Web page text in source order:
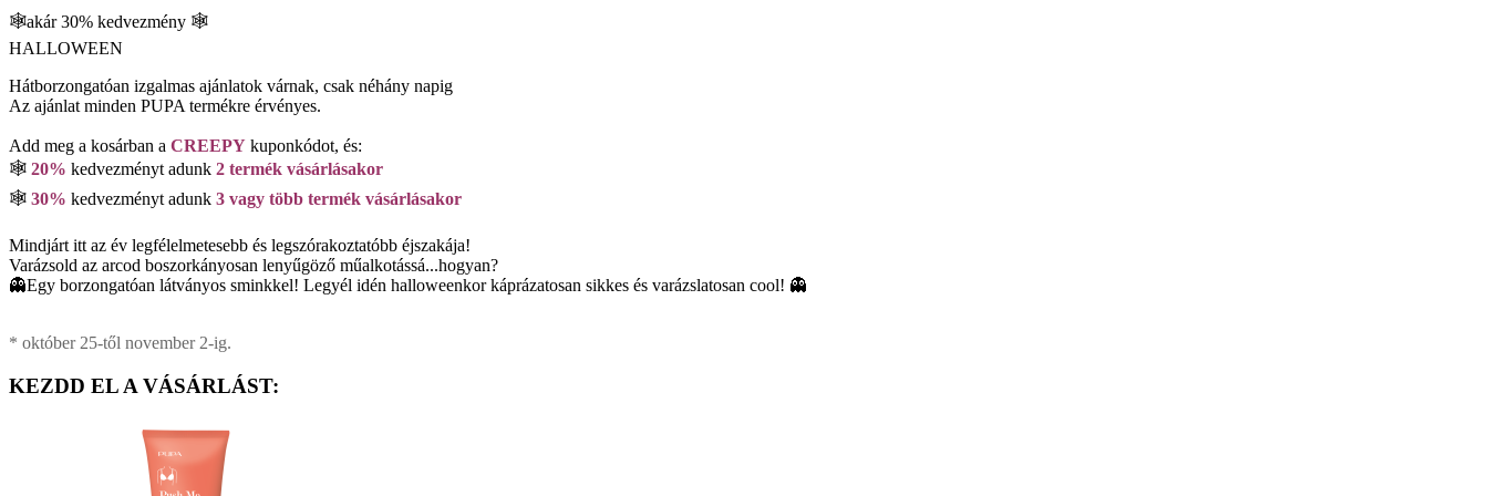
🕸️akár 30% kedvezmény 🕸️
HALLOWEEN
Hátborzongatóan izgalmas ajánlatok várnak, csak néhány napig
Az ajánlat minden PUPA termékre érvényes.
Add meg a kosárban a CREEPY kuponkódot, és:
🕸️ 20% kedvezményt adunk 2 termék vásárlásakor
🕸️ 30% kedvezményt adunk 3 vagy több termék vásárlásakor
Mindjárt itt az év legfélelmetesebb és legszórakoztatóbb éjszakája!
Varázsold az arcod boszorkányosan lenyűgöző műalkotássá...hogyan?
👻Egy borzongatóan látványos sminkkel! Legyél idén halloweenkor káprázatosan sikkes és varázslatosan cool! 👻
* október 25-től november 2-ig.
KEZDD EL A VÁSÁRLÁST: